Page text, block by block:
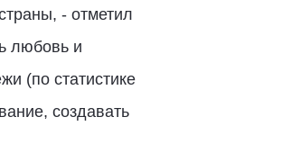
- отметил
любовь и
(по статистике
создавать